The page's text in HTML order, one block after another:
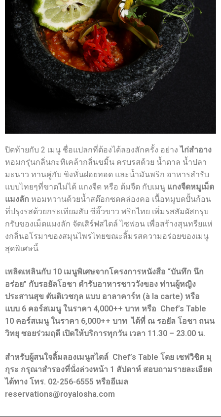
ปิดท้ายกับ 2 เมนู ชื่อแปลกที่ต้องได้ลองสักครั้ง อย่าง ไก่สำอาง
หอมกรุ่นกลิ่นกะทิเคล้ากลิ่นขมิ้น ครบรสด้วย น้ำตาล น้ำปลา
มะนาว ทานคู่กับ ขิงหั่นฝอยทอด และน้ำมันพริก อาหารสำรับ
แบบไทยๆที่ขาดไม่ได้ แกงจืด หรือ ต้มจืด กับเมนู แกงจืดหมูเม็ด
แมงลัก หอมหวานด้วยน้ำสต๊อกซดคล่องคอ เนื้อหมูบดปั้นก้อน
ที่ปรุงรสด้วยกระเทียมสับ ซีอิ๊วขาว พริกไทย เพิ่มรสสัมผัสกรุบ
กรับของเม็ดแมงลัก จัดเสิร์ฟสไตล์ ไซฟอน เพื่อสร้างสุนทรียแห่
งกลิ่นอโรมาของสมุนไพรไทยขณะลิ้มรสความอร่อยของเมนู
สุดพิเศษนี้
เพลิดเพลินกับ 10 เมนูพิเศษจากโครงการหนังสือ “บันทึก นึก
อร่อย” กับรอยัลโอชา ตำรับอาหารชาววังของ ท่านผู้หญิง
ประสานสุข ตันติเวชกุล แบบ อาลาคาร์ท (à la carte) หรือ
แบบ 6 คอร์สเมนู ในราคา 4,000++ บาท หรือ Chef’s Table
10 คอร์สเมนู ในราคา 6,000++ บาท ได้ที่ ณ รอยัล โอชา ถนน
วิทยุ ซอยร่วมฤดี เปิดให้บริการทุกวัน เวลา 11.30 – 23.00 น.
สำหรับผู้สนใจลิ้มลองเมนูสไตล์ Chef’s Table โดย เชฟวิชิต มุ
กุระ กรุณาสำรองที่นั่งล่วงหน้า 1 สัปดาห์ สอบถามรายละเอียด
ได้ทาง โทร. 02-256-6555 หรืออีเมล
reservations@royalosha.com